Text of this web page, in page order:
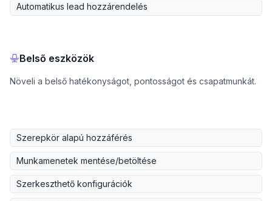
Automatikus lead hozzárendelés
Belső eszközök
Növeli a belső hatékonyságot, pontosságot és csapatmunkát.
Szerepkör alapú hozzáférés
Munkamenetek mentése/betöltése
Szerkeszthető konfigurációk